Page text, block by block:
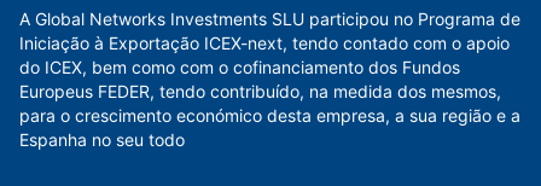
A Global Networks Investments SLU participou no Programa de
Iniciação à Exportação ICEX-next, tendo contado com o apoio
do ICEX, bem como com o cofinanciamento dos Fundos
Europeus FEDER, tendo contribuído, na medida dos mesmos,
para o crescimento económico desta empresa, a sua região e a
Espanha no seu todo